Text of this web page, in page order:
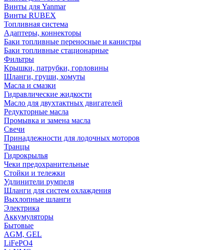
Винты для Yanmar
Винты RUBEX
Топливная система
Адаптеры, коннекторы
Баки топливные переносные и канистры
Баки топливные стационарные
Фильтры
Крышки, патрубки, горловины
Шланги, груши, хомуты
Масла и смазки
Гидравлические жидкости
Масло для двухтактных двигателей
Редукторные масла
Промывка и замена масла
Свечи
Принадлежности для лодочных моторов
Транцы
Гидрокрылья
Чеки предохранительные
Стойки и тележки
Удлинители румпеля
Шланги для систем охлаждения
Выхлопные шланги
Электрика
Аккумуляторы
Бытовые
AGM, GEL
LiFePO4